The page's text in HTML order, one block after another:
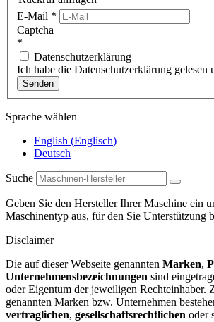
E-Mail *
Captcha
*
Datenschutzerklärung
Ich habe die Datenschutzerklärung gelesen
Senden
Sprache wählen
English (Englisch)
Deutsch
Suche
Geben Sie den Hersteller Ihrer Maschine ein
Maschinentyp aus, für den Sie Unterstützung
Disclaimer
Die auf dieser Webseite genannten Marken,
Unternehmensbezeichnungen sind
oder Eigentum der jeweiligen Rechteinhaber.
genannten Marken bzw. Unternehmen
vertraglichen, gesellschaftsrechtlichen oder